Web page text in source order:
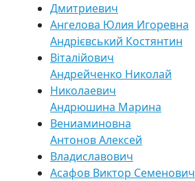
Дмитриевич
Ангелова Юлия Игоревна
Андрієвський Костянтин
Віталійович
Андрейченко Николай
Николаевич
Андрюшина Марина
Вениаминовна
Антонов Алексей
Владиславович
Асафов Виктор Семенович